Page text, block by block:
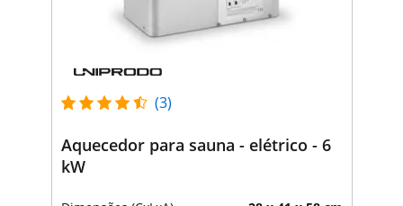
(3)
Aquecedor para sauna - elétrico - 6
kW